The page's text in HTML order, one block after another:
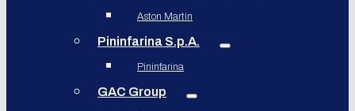
Aston Martin
Pininfarina S.p.A.
Pininfarina
GAC Group